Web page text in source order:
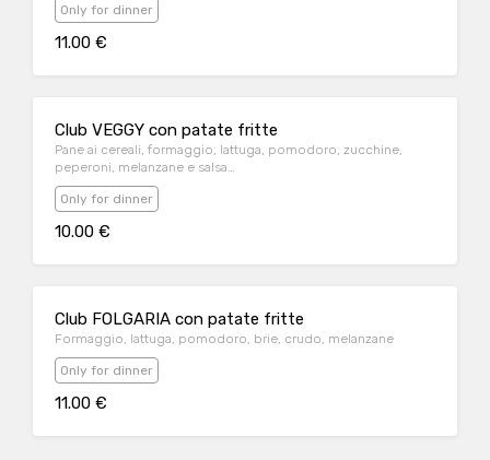
Only for dinner
11.00 €
Club VEGGY con patate fritte
Pane ai cereali, formaggio, lattuga, pomodoro, zucchine,
peperoni, melanzane e salsa
verde(maionese,basilico,menta,prezzemolo)
Only for dinner
10.00 €
Club FOLGARIA con patate fritte
Formaggio, lattuga, pomodoro, brie, crudo, melanzane
Only for dinner
11.00 €